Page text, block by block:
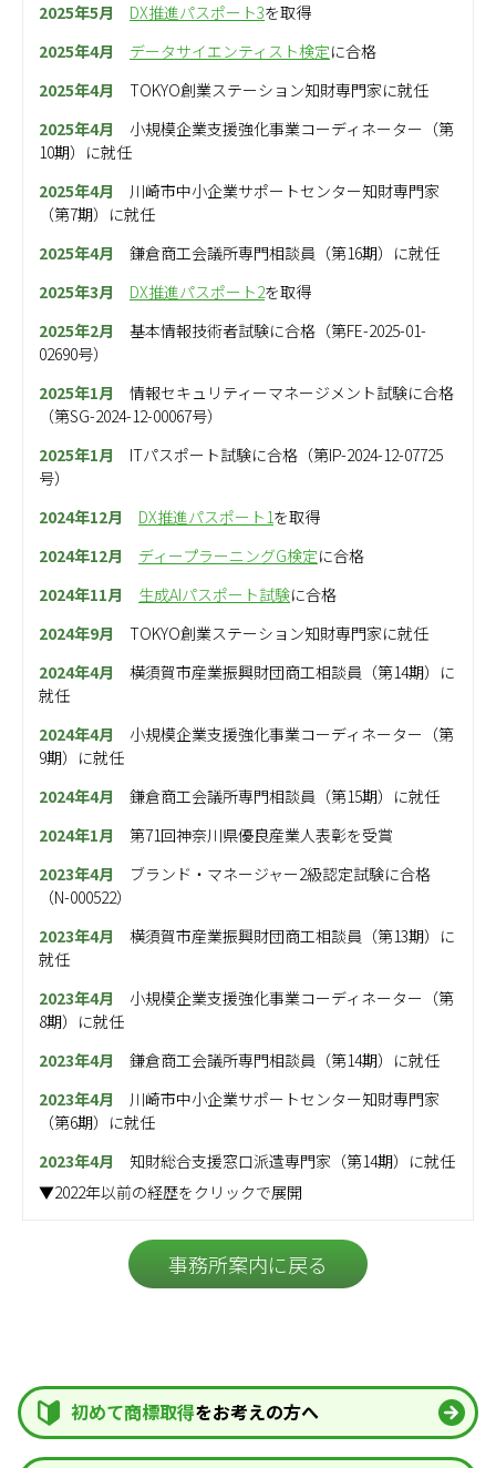
2025年5月 DX推進パスポート3を取得
2025年4月
データサイエンティスト検定に合格
2025年4月 TOKYO創業ステーション知財専門家に就任
2025年4月 小規模企業支援強化事業コーディネーター（第
10期）に就任
2025年4月 川崎市中小企業サポートセンター知財専門家
（第7期）に就任
2025年4月 鎌倉商工会議所専門相談員（第16期）に就任
2025年3月
DX推進パスポート2を取得
2025年2月 基本情報技術者試験に合格（第FE-2025-01-
02690号）
2025年1月 情報セキュリティーマネージメント試験に合格
（第SG-2024-12-00067号）
2025年1月 ITパスポート試験に合格（第IP-2024-12-07725
号）
2024年12月
DX推進パスポート1を取得
2024年12月
ディープラーニングG検定に合格
2024年11月
生成AIパスポート試験に合格
2024年9月 TOKYO創業ステーション知財専門家に就任
2024年4月 横須賀市産業振興財団商工相談員（第14期）に
就任
2024年4月 小規模企業支援強化事業コーディネーター（第
9期）に就任
2024年4月 鎌倉商工会議所専門相談員（第15期）に就任
2024年1月
第71回神奈川県優良産業人表彰を受賞
2023年4月 ブランド・マネージャー2級認定試験に合格
（N-000522）
2023年4月 横須賀市産業振興財団商工相談員（第13期）に
就任
2023年4月 小規模企業支援強化事業コーディネーター（第
8期）に就任
2023年4月 鎌倉商工会議所専門相談員（第14期）に就任
2023年4月 川崎市中小企業サポートセンター知財専門家
（第6期）に就任
2023年4月 知財総合支援窓口派遣専門家（第14期）に就任
▼2022年以前の経歴をクリックで展開
事務所案内に戻る
初めて商標取得をお考えの方へ